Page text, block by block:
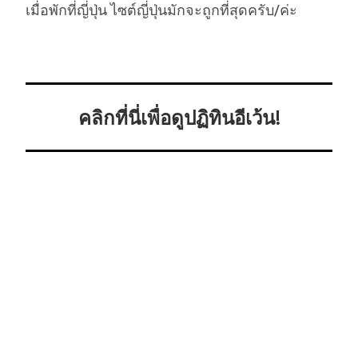
เมื่อพักที่ญี่ปุ่น ไซต์ญี่ปุ่นมักจะถูกที่สุดครับ/ค่ะ
คลิกที่นี่เพื่อดูปฏิทินอีเว้น!